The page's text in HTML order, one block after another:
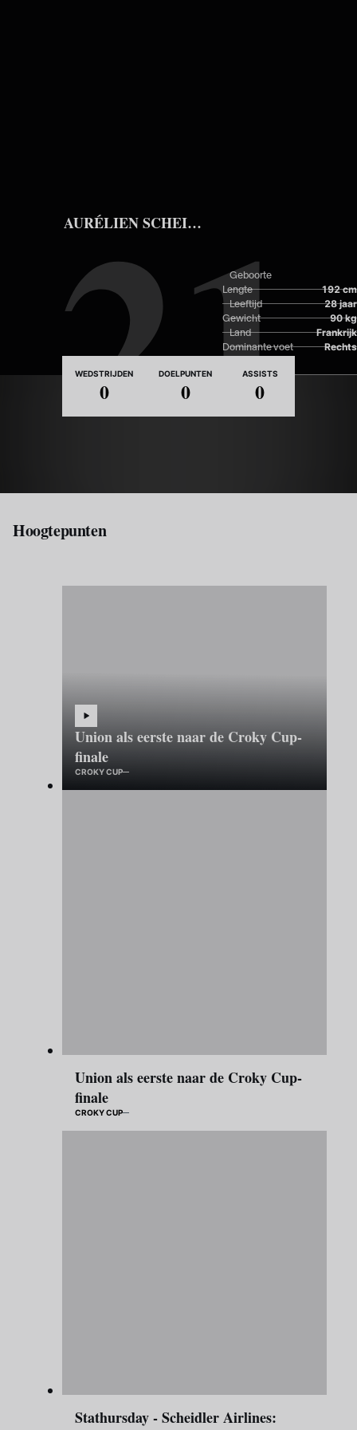
21
AURÉLIEN SCHEIDLER
Lengte 192 cm
Gewicht 90 kg
Dominante voet Rechts
Geboorte
Leeftijd 28 jaar
Land Frankrijk
WEDSTRIJDEN
0
DOELPUNTEN
0
ASSISTS
0
Hoogtepunten
Union als eerste naar de Croky Cup-
finale
CROKY CUP
Union als eerste naar de Croky Cup-
finale
CROKY CUP
Stathursday - Scheidler Airlines: